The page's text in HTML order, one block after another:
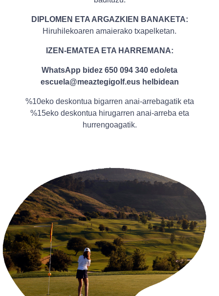
DIPLOMEN ETA ARGAZKIEN BANAKETA:
Hiruhilekoaren amaierako txapelketan.
IZEN-EMATEA ETA HARREMANA:
WhatsApp bidez 650 094 340 edo/eta
escuela@meaztegigolf.eus helbidean
%10eko deskontua bigarren anai-arrebagatik eta
%15eko deskontua hirugarren anai-arreba eta
hurrengoagatik.